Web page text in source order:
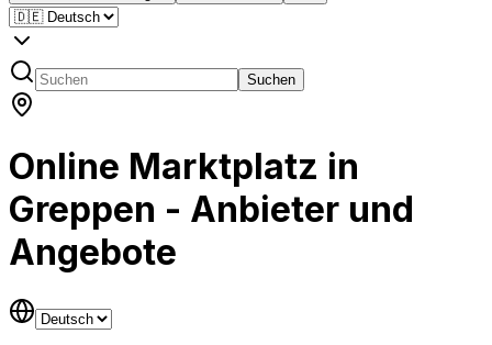
Suchen
Online Marktplatz in
Greppen - Anbieter und
Angebote